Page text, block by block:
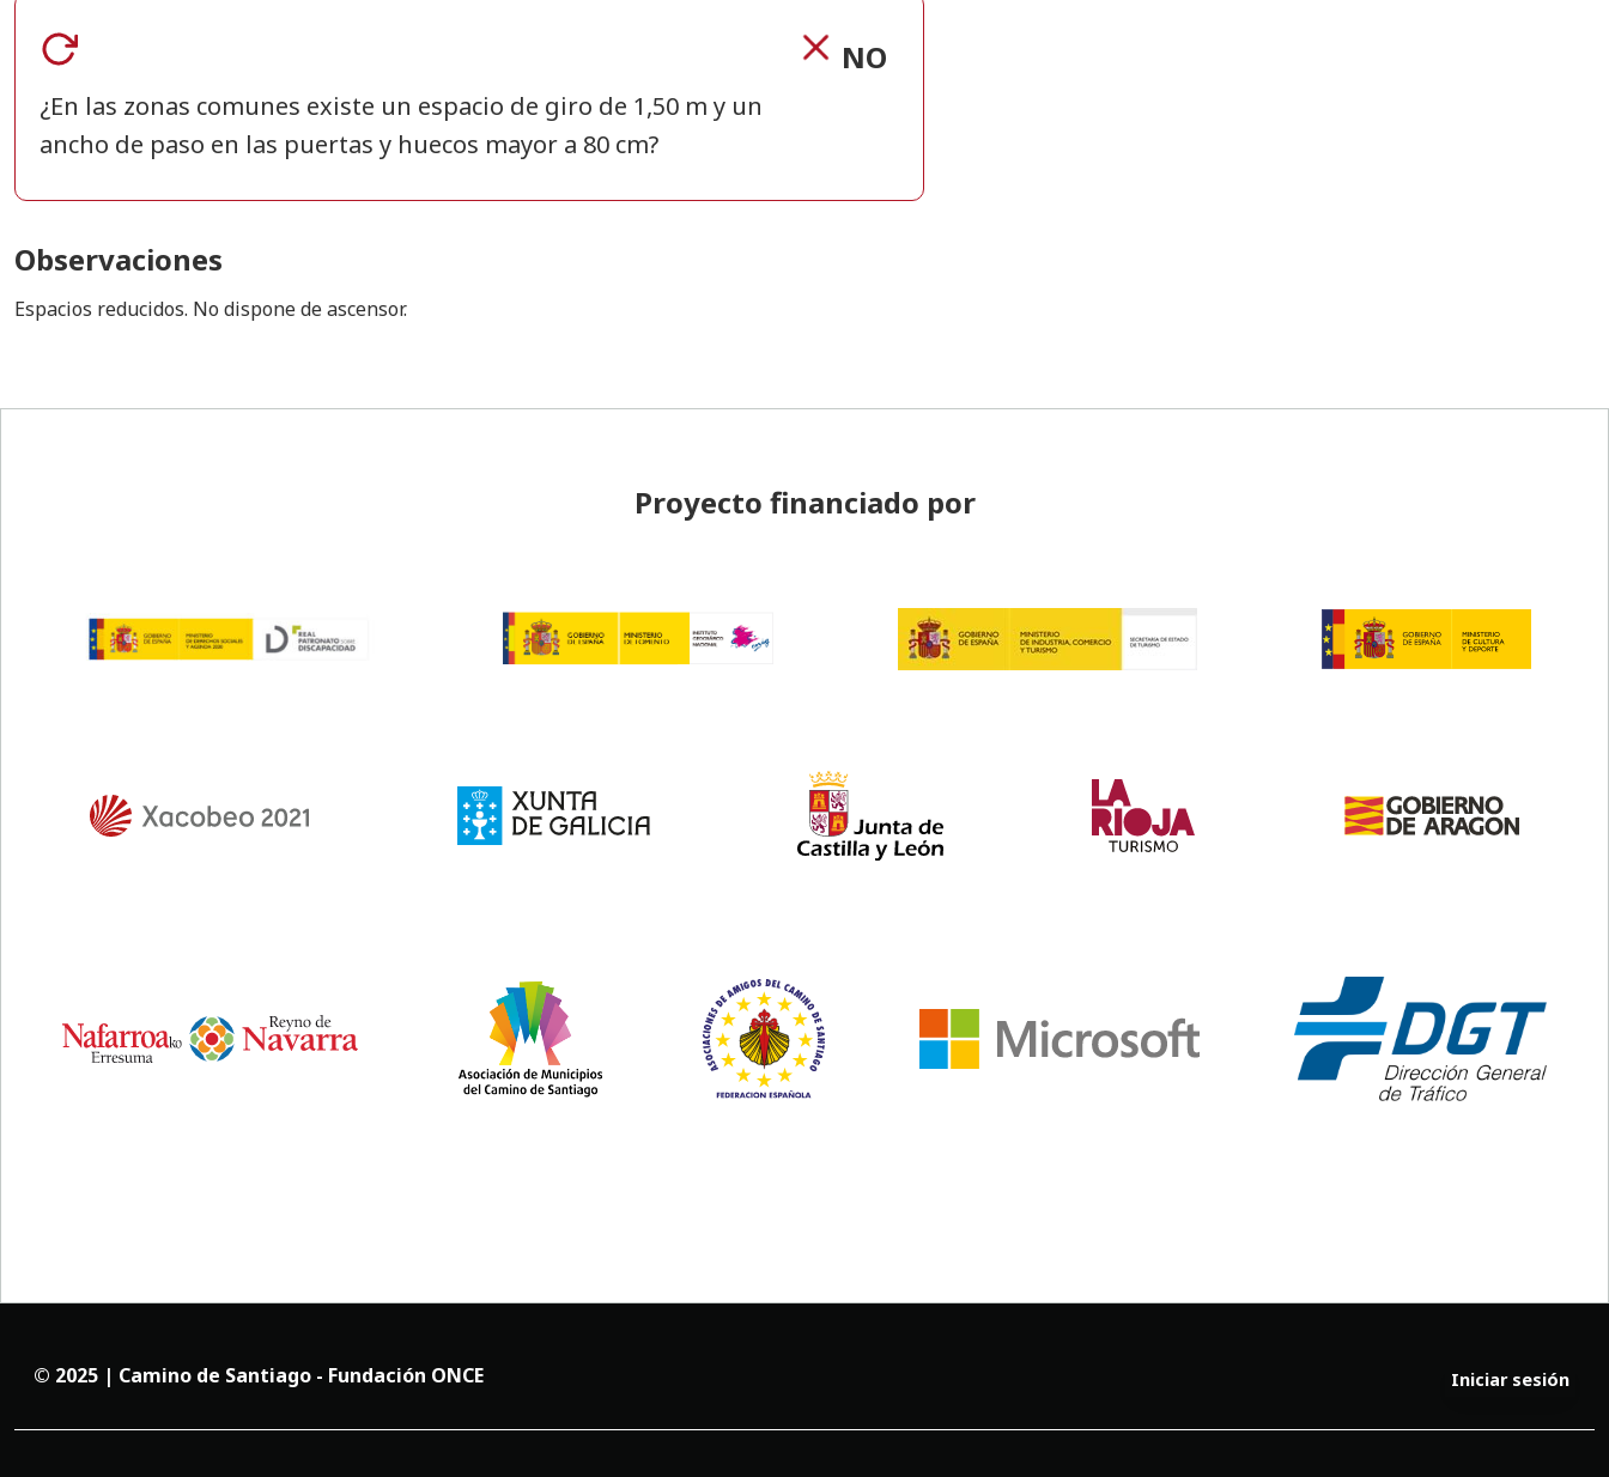
¿En las zonas comunes existe un espacio de giro de 1,50 m y un
ancho de paso en las puertas y huecos mayor a 80 cm?
NO
Observaciones
Espacios reducidos. No dispone de ascensor.
Proyecto financiado por
© 2025 | Camino de Santiago - Fundación ONCE Iniciar sesión